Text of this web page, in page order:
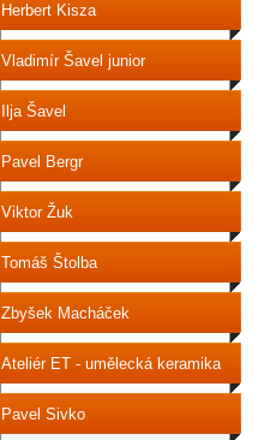
Herbert Kisza
Vladimír Šavel junior
Ilja Šavel
Pavel Bergr
Viktor Žuk
Tomáš Štolba
Zbyšek Macháček
Ateliér ET - umělecká keramika
Pavel Sivko